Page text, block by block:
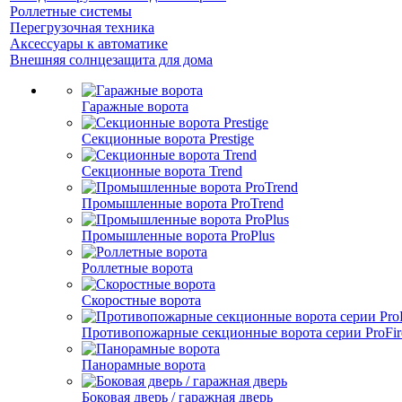
Роллетные системы
Перегрузочная техника
Аксессуары к автоматике
Внешняя солнцезащита для дома
Гаражные ворота
Секционные ворота Prestige
Секционные ворота Trend
Промышленные ворота ProTrend
Промышленные ворота ProPlus
Роллетные ворота
Скоростные ворота
Противопожарные секционные ворота серии
Панорамные ворота
Боковая дверь / гаражная дверь